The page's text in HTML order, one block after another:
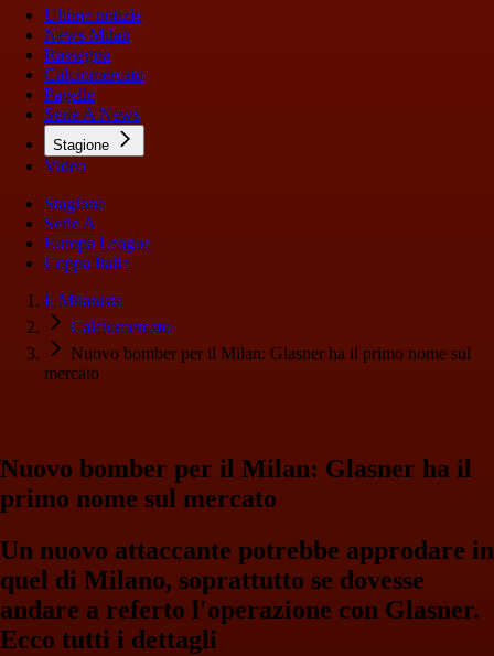
Ultime notizie
News Milan
Rassegna
Calciomercato
Pagelle
Serie A News
Stagione
Video
Stagione
Serie A
Europa League
Coppa Italia
Il Milanista
Calciomercato
Nuovo bomber per il Milan: Glasner ha il primo nome sul
mercato
Nuovo bomber per il Milan: Glasner ha il
primo nome sul mercato
Un nuovo attaccante potrebbe approdare in
quel di Milano, soprattutto se dovesse
andare a referto l'operazione con Glasner.
Ecco tutti i dettagli